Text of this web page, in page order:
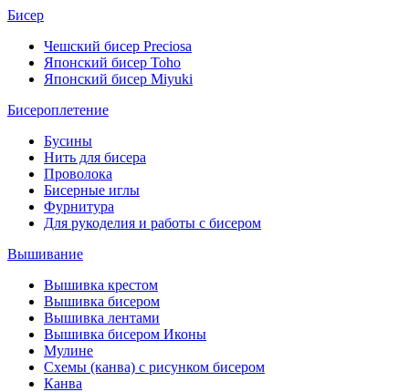
Бисер
Чешский бисер Preciosa
Японский бисер Toho
Японский бисер Miyuki
Бисероплетение
Бусины
Нить для бисера
Проволока
Бисерные иглы
Фурнитура
Для рукоделия и работы с бисером
Вышивание
Вышивка крестом
Вышивка бисером
Вышивка лентами
Вышивка бисером Иконы
Мулине
Схемы (канва) с рисунком бисером
Канва